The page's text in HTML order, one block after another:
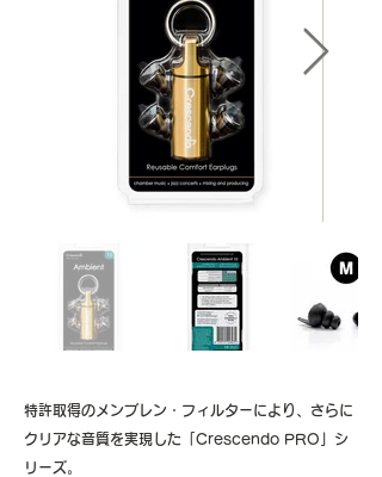
特許取得のメンブレン・フィルターにより、さらに
クリアな音質を実現した「Crescendo PRO」シ
リーズ。